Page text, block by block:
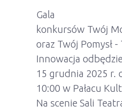
Gala
konkursów Twój
oraz Twój Pomysł -
Innowacja
15 grudnia 2025 r.
10:00 w Pałacu
Na scenie Sali